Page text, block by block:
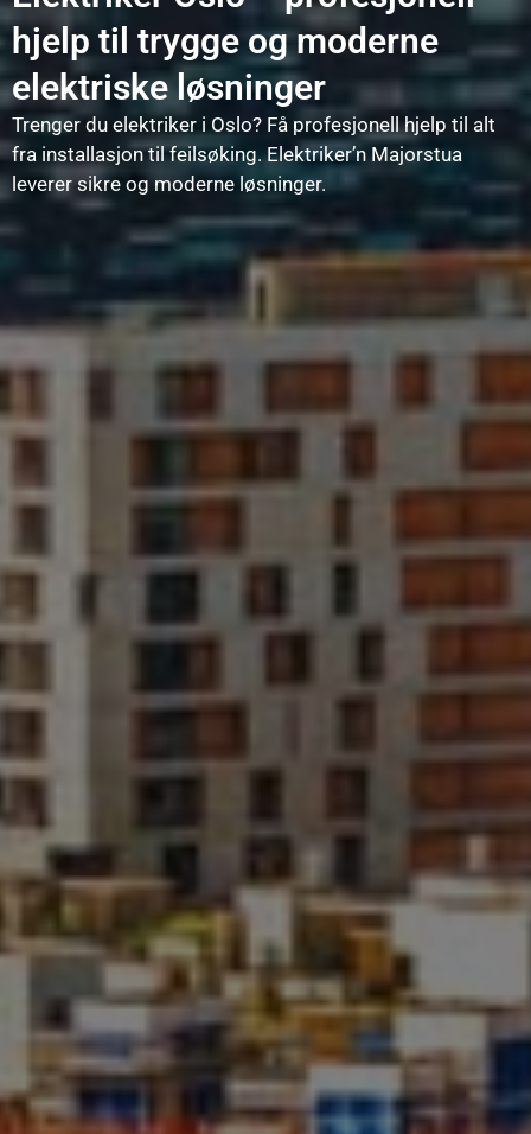
hjelp til trygge og moderne
elektriske løsninger
Trenger du elektriker i Oslo? Få profesjonell hjelp til alt
fra installasjon til feilsøking. Elektriker’n Majorstua
leverer sikre og moderne løsninger.